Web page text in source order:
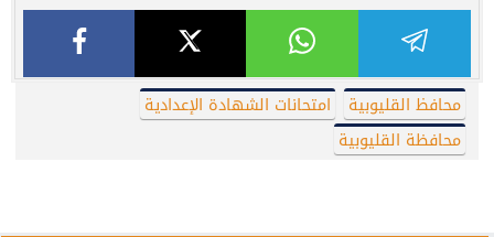
محافظ القليوبية
امتحانات الشهادة الإعدادية
محافظة القليوبية